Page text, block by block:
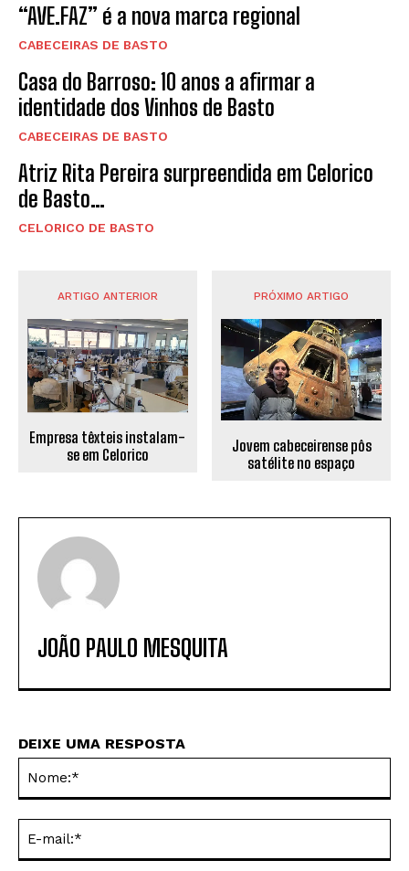
“AVE.FAZ” é a nova marca regional
CABECEIRAS DE BASTO
Casa do Barroso: 10 anos a afirmar a
identidade dos Vinhos de Basto
CABECEIRAS DE BASTO
Atriz Rita Pereira surpreendida em Celorico
de Basto…
CELORICO DE BASTO
ARTIGO ANTERIOR
Empresa têxteis instalam-
se em Celorico
PRÓXIMO ARTIGO
Jovem cabeceirense pôs
satélite no espaço
JOÃO PAULO MESQUITA
DEIXE UMA RESPOSTA